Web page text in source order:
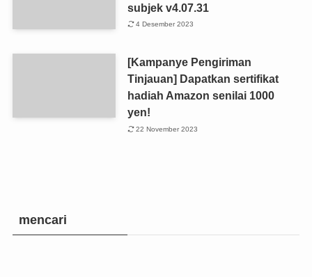
subjek v4.07.31
4 Desember 2023
[Kampanye Pengiriman
Tinjauan] Dapatkan sertifikat
hadiah Amazon senilai 1000
yen!
22 November 2023
mencari